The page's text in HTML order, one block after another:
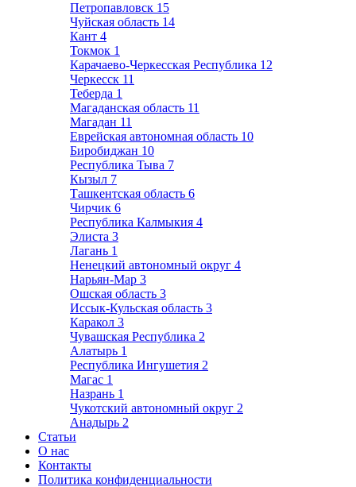
Петропавловск 15
Чуйская область 14
Кант 4
Токмок 1
Карачаево-Черкесская Республика 12
Черкесск 11
Теберда 1
Магаданская область 11
Магадан 11
Еврейская автономная область 10
Биробиджан 10
Республика Тыва 7
Кызыл 7
Ташкентская область 6
Чирчик 6
Республика Калмыкия 4
Элиста 3
Лагань 1
Ненецкий автономный округ 4
Нарьян-Мар 3
Ошская область 3
Иссык-Кульская область 3
Каракол 3
Чувашская Республика 2
Алатырь 1
Республика Ингушетия 2
Магас 1
Назрань 1
Чукотский автономный округ 2
Анадырь 2
Статьи
О нас
Контакты
Политика конфиденциальности